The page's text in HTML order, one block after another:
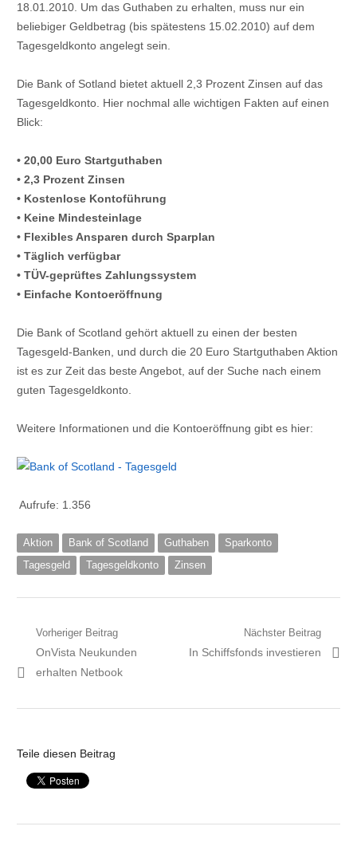
18.01.2010. Um das Guthaben zu erhalten, muss nur ein
beliebiger Geldbetrag (bis spätestens 15.02.2010) auf dem
Tagesgeldkonto angelegt sein.
Die Bank of Sotland bietet aktuell 2,3 Prozent Zinsen auf das
Tagesgeldkonto. Hier nochmal alle wichtigen Fakten auf einen
Blick:
• 20,00 Euro Startguthaben
• 2,3 Prozent Zinsen
• Kostenlose Kontoführung
• Keine Mindesteinlage
• Flexibles Ansparen durch Sparplan
• Täglich verfügbar
• TÜV-geprüftes Zahlungssystem
• Einfache Kontoeröffnung
Die Bank of Scotland gehört aktuell zu einen der besten
Tagesgeld-Banken, und durch die 20 Euro Startguthaben Aktion
ist es zur Zeit das beste Angebot, auf der Suche nach einem
guten Tagesgeldkonto.
Weitere Informationen und die Kontoeröffnung gibt es hier:
Aufrufe: 1.356
Aktion Bank of Scotland Guthaben
Sparkonto
Tagesgeld
Tagesgeldkonto Zinsen
Beitragsnavigation
Vorheriger Beitrag
Vorheriger
Artikel:
OnVista Neukunden
erhalten Netbook
Nächster Beitrag
Nächster
In Schiffsfonds investieren
Teile diesen Beitrag